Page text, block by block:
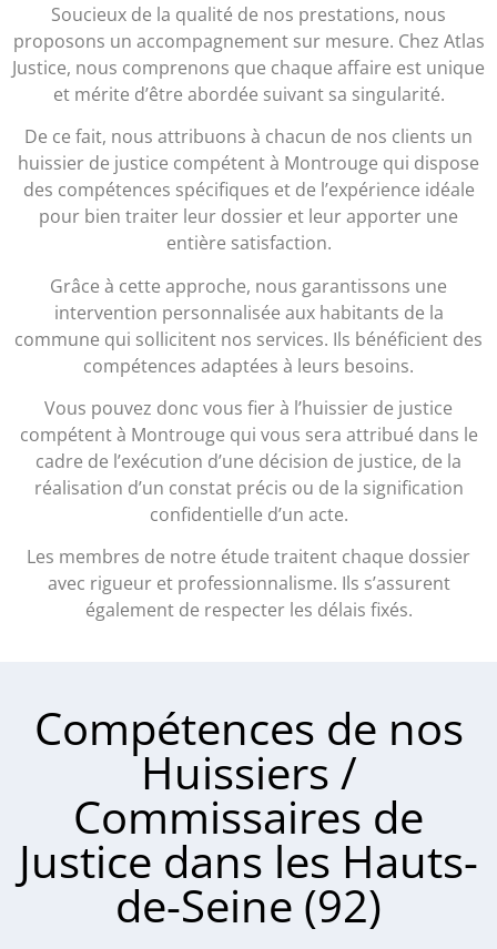
Soucieux de la qualité de nos prestations, nous
proposons un accompagnement sur mesure. Chez Atlas
Justice, nous comprenons que chaque affaire est unique
et mérite d’être abordée suivant sa singularité.
De ce fait, nous attribuons à chacun de nos clients un
huissier de justice compétent à Montrouge qui dispose
des compétences spécifiques et de l’expérience idéale
pour bien traiter leur dossier et leur apporter une
entière satisfaction.
Grâce à cette approche, nous garantissons une
intervention personnalisée aux habitants de la
commune qui sollicitent nos services. Ils bénéficient des
compétences adaptées à leurs besoins.
Vous pouvez donc vous fier à l’huissier de justice
compétent à Montrouge qui vous sera attribué dans le
cadre de l’exécution d’une décision de justice, de la
réalisation d’un constat précis ou de la signification
confidentielle d’un acte.
Les membres de notre étude traitent chaque dossier
avec rigueur et professionnalisme. Ils s’assurent
également de respecter les délais fixés.
Compétences de nos
Huissiers /
Commissaires de
Justice dans les Hauts-
de-Seine (92)